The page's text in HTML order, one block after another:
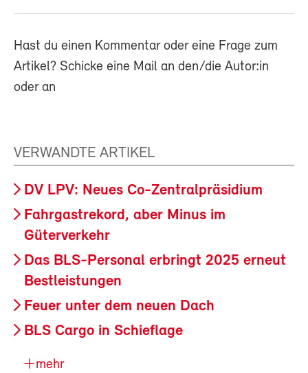
Hast du einen Kommentar oder eine Frage zum
Artikel? Schicke eine Mail an den/die Autor:in
oder an
VERWANDTE ARTIKEL
DV LPV: Neues Co-Zentralpräsidium
Fahrgastrekord, aber Minus im
Güterverkehr
Das BLS-Personal erbringt 2025 erneut
Bestleistungen
Feuer unter dem neuen Dach
BLS Cargo in Schieflage
mehr